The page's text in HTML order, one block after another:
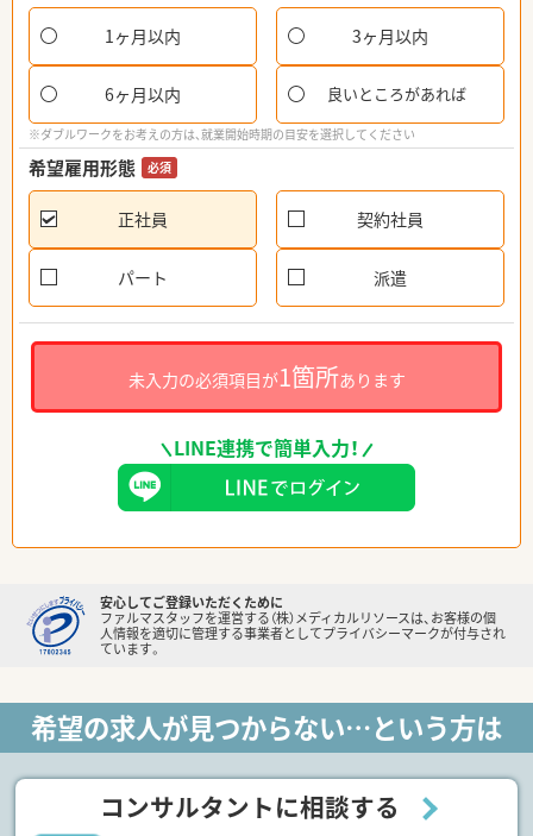
1ヶ月以内 3ヶ月以内
6ヶ月以内 良いところがあれば
※ダブルワークをお考えの方は、就業開始時期の目安を選択してください
希望雇用形態 必須
正社員 契約社員
パート 派遣
未入力の必須項目が1箇所あります
LINE連携で簡単入力！
安心してご登録いただくために
ファルマスタッフを運営する（株）メディカルリソースは、お客様の個
人情報を適切に管理する事業者としてプライバシーマークが付与され
ています。
希望の求人が見つからない…という方は
コンサルタントに相談する